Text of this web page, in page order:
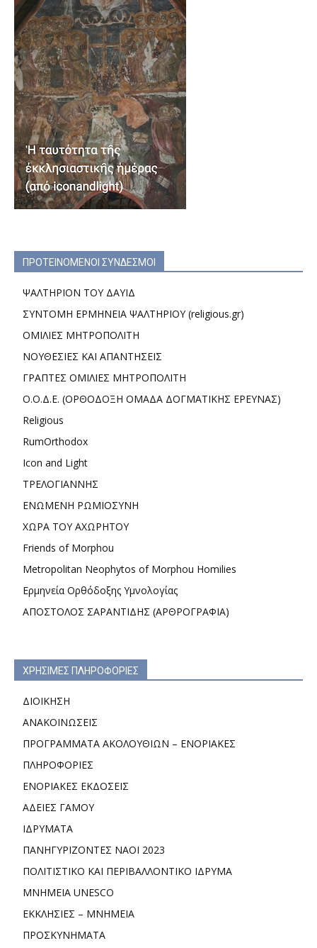
ΠΡΟΤΕΙΝΟΜΕΝΟΙ ΣΥΝΔΕΣΜΟΙ
ΨΑΛΤΗΡΙΟΝ ΤΟΥ ΔΑΥΙΔ
ΣΥΝΤΟΜΗ ΕΡΜΗΝΕΙΑ ΨΑΛΤΗΡΙΟΥ (religious.gr)
ΟΜΙΛΙΕΣ ΜΗΤΡΟΠΟΛΙΤΗ
ΝΟΥΘΕΣΙΕΣ ΚΑΙ ΑΠΑΝΤΗΣΕΙΣ
ΓΡΑΠΤΕΣ ΟΜΙΛΙΕΣ ΜΗΤΡΟΠΟΛΙΤΗ
Ο.Ο.Δ.Ε. (ΟΡΘΟΔΟΞΗ ΟΜΑΔΑ ΔΟΓΜΑΤΙΚΗΣ ΕΡΕΥΝΑΣ)
Religious
RumOrthodox
Icon and Light
ΤΡΕΛΟΓΙΑΝΝΗΣ
ΕΝΩΜΕΝΗ ΡΩΜΙΟΣΥΝΗ
ΧΩΡΑ ΤΟΥ ΑΧΩΡΗΤΟΥ
Friends of Morphou
Metropolitan Neophytos of Morphou Homilies
Ερμηνεία Ορθόδοξης Υμνολογίας
ΑΠΟΣΤΟΛΟΣ ΣΑΡΑΝΤΙΔΗΣ (ΑΡΘΡΟΓΡΑΦΙΑ)
ΧΡΗΣΙΜΕΣ ΠΛΗΡΟΦΟΡΙΕΣ
ΔΙΟΙΚΗΣΗ
ΑΝΑΚΟΙΝΩΣΕΙΣ
ΠΡΟΓΡΑΜΜΑΤΑ ΑΚΟΛΟΥΘΙΩΝ – ΕΝΟΡΙΑΚΕΣ
ΠΛΗΡΟΦΟΡΙΕΣ
ΕΝΟΡΙΑΚΕΣ ΕΚΔΟΣΕΙΣ
ΑΔΕΙΕΣ ΓΑΜΟΥ
ΙΔΡΥΜΑΤΑ
ΠΑΝΗΓΥΡΙΖΟΝΤΕΣ ΝΑΟΙ 2023
ΠΟΛΙΤΙΣΤΙΚΟ ΚΑΙ ΠΕΡΙΒΑΛΛΟΝΤΙΚΟ ΙΔΡΥΜΑ
ΜΝΗΜΕΙΑ UNESCO
ΕΚΚΛΗΣΙΕΣ – ΜΝΗΜΕΙΑ
ΠΡΟΣΚΥΝΗΜΑΤΑ